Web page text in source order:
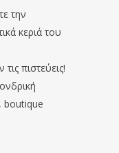
την
κεριά του
πιστεύεις!
boutique